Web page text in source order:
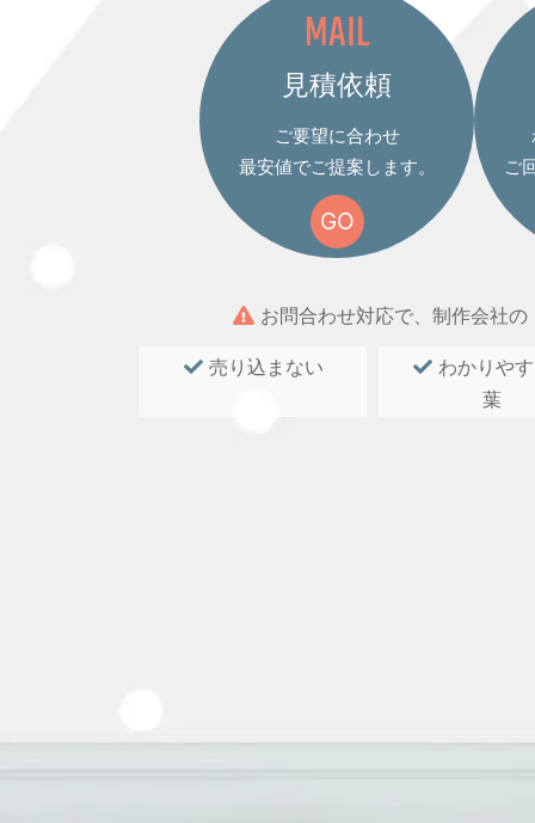
MAIL
見積依頼
ご要望に合わせ
最安値でご提案します。
GO
ご
お問合わせ対応で、制作会社の
売り込まない
わかりや
葉